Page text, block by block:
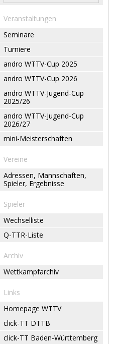
Veranstaltungen
Seminare
Turniere
andro WTTV-Cup 2025
andro WTTV-Cup 2026
andro WTTV-Jugend-Cup
2025/26
andro WTTV-Jugend-Cup
2026/27
mini-Meisterschaften
Vereine
Adressen, Mannschaften,
Spieler, Ergebnisse
Spieler
Wechselliste
Q-TTR-Liste
Archiv
Wettkampfarchiv
Links
Homepage WTTV
click-TT DTTB
click-TT Baden-Württemberg